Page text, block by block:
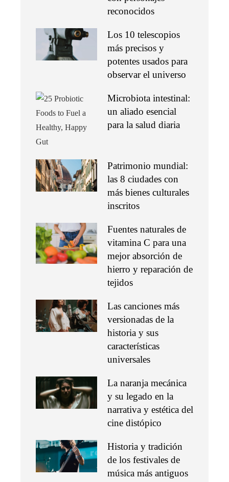
reconocidos
Los 10 telescopios
más precisos y
potentes usados para
observar el universo
Microbiota intestinal:
un aliado esencial
para la salud diaria
Patrimonio mundial:
las 8 ciudades con
más bienes culturales
inscritos
Fuentes naturales de
vitamina C para una
mejor absorción de
hierro y reparación de
tejidos
Las canciones más
versionadas de la
historia y sus
características
universales
La naranja mecánica
y su legado en la
narrativa y estética del
cine distópico
Historia y tradición
de los festivales de
música más antiguos